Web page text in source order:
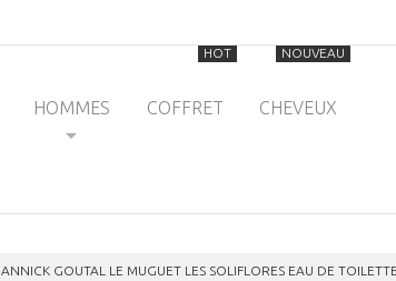
HOMMES COFFRET
HOT
CHEVEUX
NOUVEAU
ANNICK GOUTAL LE MUGUET LES SOLIFLORES EAU DE